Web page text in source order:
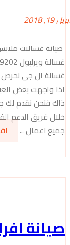
أبريل 19, 2018
صيانة غسالات
غسالة ال جى نحرص
اذا واجهت بعض
ذاك فنحن نقدم لك
خلال فريق الدعم
جميع اعمال ...
صيانة